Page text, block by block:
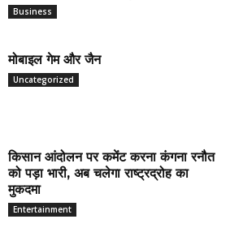
Business
मोबाइल गेम और जैन
Uncategorized
किसान आंदोलन पर कमेंट करना कंगना रनौत
को पड़ा भारी, अब चलेगा राष्ट्रद्रोह का
मुकदमा
Entertainment